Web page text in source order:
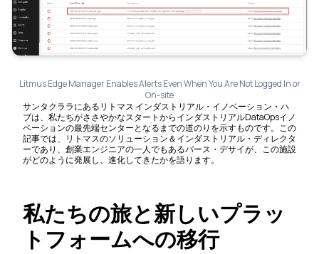
Litmus Edge Manager Enables Alerts Even When You Are Not Logged In or
On-site
サンタクララにあるリトマス インダストリアル・イノベーション・ハ
ブは、私たちがささやかなスタートからインダストリアルDataOpsイノ
ベーションの最先端センターとなるまでの道のりを示すものです。この
記事では、リトマスのソリューション＆インダストリアル・ディレクタ
ーであり、創業エンジニアの一人でもあるパース・デサイが、この施設
がどのように発展し、進化してきたかを語ります。
私たちの旅と新しいプラッ
トフォームへの移行